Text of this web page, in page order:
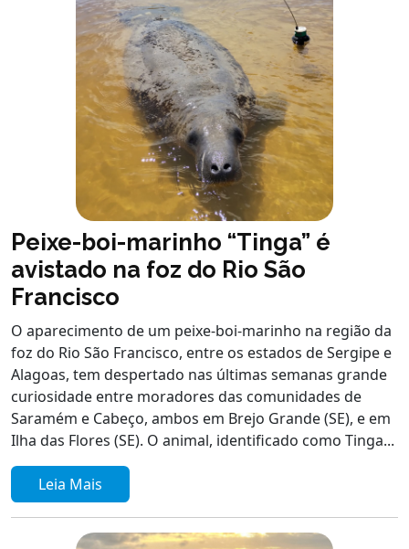
Peixe-boi-marinho “Tinga” é
avistado na foz do Rio São
Francisco
O aparecimento de um peixe-boi-marinho na região da
foz do Rio São Francisco, entre os estados de Sergipe e
Alagoas, tem despertado nas últimas semanas grande
curiosidade entre moradores das comunidades de
Saramém e Cabeço, ambos em Brejo Grande (SE), e em
Ilha das Flores (SE). O animal, identificado como Tinga...
Leia Mais